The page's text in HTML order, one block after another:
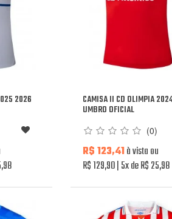
2026 CAMISA II CD OLIMPIA
UMBRO OFICIAL
(0)
R$ 123,41à vista ou
R$ 129,90 5x de R$ 25,98